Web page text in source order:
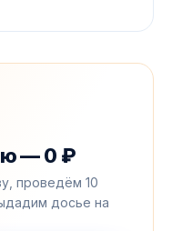
— 0 ₽
проведём 10
досье на